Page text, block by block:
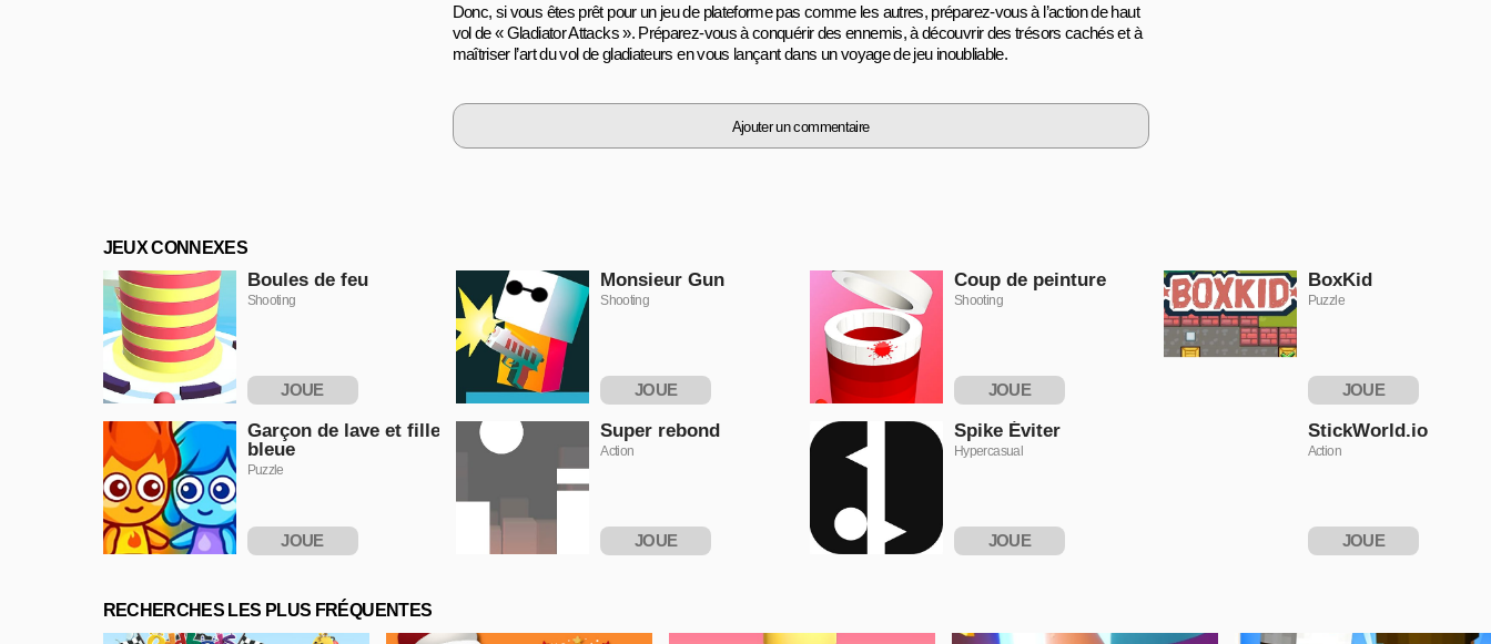
Donc, si vous êtes prêt pour un jeu de plateforme pas comme les autres, préparez-vous à l’action de haut
vol de « Gladiator Attacks ». Préparez-vous à conquérir des ennemis, à découvrir des trésors cachés et à
maîtriser l’art du vol de gladiateurs en vous lançant dans un voyage de jeu inoubliable.
Ajouter un commentaire
JEUX CONNEXES
Boules de feu
Shooting
JOUE
Monsieur Gun
Shooting
JOUE
Coup de peinture
Shooting
JOUE
MAINTENANT
BoxKid
Puzzle
JOUE
Garçon de lave et fille
bleue
Puzzle
JOUE
Super rebond
Action
JOUE
Spike Éviter
Hypercasual
JOUE
StickWorld.io
Action
JOUE
RECHERCHES LES PLUS FRÉQUENTES